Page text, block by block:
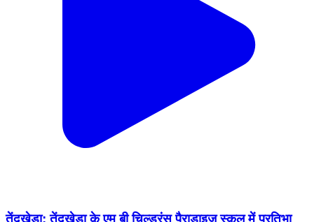
तेंदूखेड़ा: तेंदूखेड़ा के एम बी चिल्ड्रंस पैराडाइज स्कूल में प्रतिभा